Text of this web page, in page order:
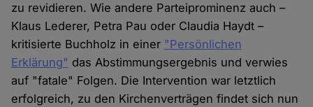
zu revidieren. Wie andere Parteiprominenz auch –
Klaus Lederer, Petra Pau oder Claudia Haydt –
kritisierte Buchholz in einer "Persönlichen
Erklärung" das Abstimmungsergebnis und verwies
auf "fatale" Folgen. Die Intervention war letztlich
erfolgreich, zu den Kirchenverträgen findet sich nun